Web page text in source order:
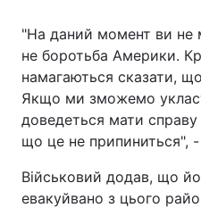
"На даний момент ви не
не боротьба Америки.
намагаються сказати,
Якщо ми зможемо
доведеться мати
що це не припиниться",
Військовий додав, що
евакуйвано з цього